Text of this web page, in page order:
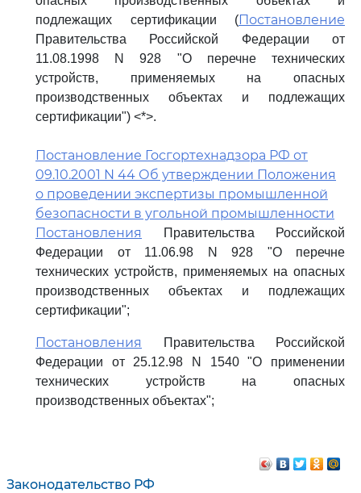
Законодательство РФ
подлежащих сертификации (Постановление
Правительства Российской Федерации от
11.08.1998 N 928 "О перечне технических
устройств, применяемых на опасных
производственных объектах и подлежащих
сертификации") <*>.
Постановление Госгортехнадзора РФ от
09.10.2001 N 44 Об утверждении Положения
о проведении экспертизы промышленной
безопасности в угольной промышленности
Постановления
Правительства Российской
Федерации от 11.06.98 N 928 "О перечне
технических устройств, применяемых на опасных
производственных объектах и подлежащих
сертификации";
Постановления
Правительства Российской
Федерации от 25.12.98 N 1540 "О применении
технических устройств на опасных
производственных объектах";